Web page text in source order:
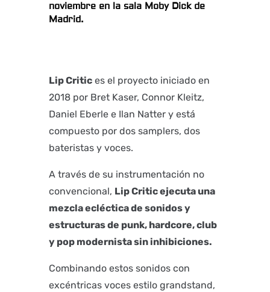
noviembre en la sala Moby Dick de
Madrid.
Lip Critices el proyecto iniciado en
2018 por Bret Kaser, Connor Kleitz,
Daniel Eberle e Ilan Natter y está
compuesto por dos samplers, dos
bateristas y voces.
A través de su instrumentación no
convencional, Lip Critic ejecuta una
mezcla ecléctica de sonidos y
estructuras de punk, hardcore, club
y pop modernista sin inhibiciones.
Combinando estos sonidos con
excéntricas voces estilo grandstand,